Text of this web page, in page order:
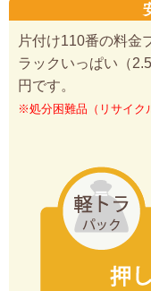
片付け110番の料金
ラックいっぱい（
円です。
※処分困難品（リサイク